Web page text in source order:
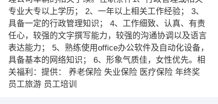
专业大专以上学历； 2、一年以上相关工作经验； 3、
具备一定的行政管理知识； 4、工作细致、认真、有责
任心，较强的文字撰写能力，较强的沟通协调以及语言
表达能力； 5、熟练使用office办公软件及自动化设备，
具备基本的网络知识； 6、形象气质佳，女性优先。相
关福利：提供： 养老保险 失业保险 医疗保险 年终奖
员工旅游 员工培训